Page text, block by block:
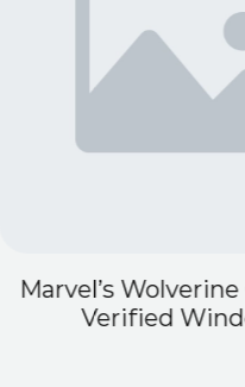
Marvel’s
Verified